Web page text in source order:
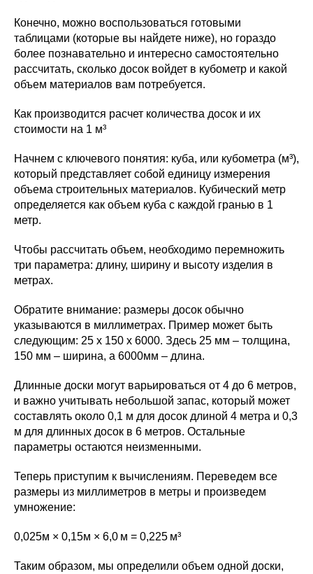
Конечно, можно воспользоваться готовыми
таблицами (которые вы найдете ниже), но гораздо
более познавательно и интересно самостоятельно
рассчитать, сколько досок войдет в кубометр и какой
объем материалов вам потребуется.
Как производится расчет количества досок и их
стоимости на 1 м³
Начнем с ключевого понятия: куба, или кубометра (м³),
который представляет собой единицу измерения
объема строительных материалов. Кубический метр
определяется как объем куба с каждой гранью в 1
метр.
Чтобы рассчитать объем, необходимо перемножить
три параметра: длину, ширину и высоту изделия в
метрах.
Обратите внимание: размеры досок обычно
указываются в миллиметрах. Пример может быть
следующим: 25 х 150 х 6000. Здесь 25 мм – толщина,
150 мм – ширина, а 6000мм – длина.
Длинные доски могут варьироваться от 4 до 6 метров,
и важно учитывать небольшой запас, который может
составлять около 0,1 м для досок длиной 4 метра и 0,3
м для длинных досок в 6 метров. Остальные
параметры остаются неизменными.
Теперь приступим к вычислениям. Переведем все
размеры из миллиметров в метры и произведем
умножение:
0,025м × 0,15м × 6,0 м = 0,225 м³
Таким образом, мы определили объем одной доски,